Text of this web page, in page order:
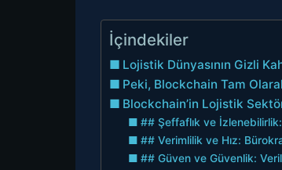
İçindekiler
Lojistik Dünyasının Gizli
Peki, Blockchain Tam
Blockchain’in Lojistik
## Şeffaflık ve
## Verimlilik ve Hız:
## Güven ve Güvenlik: